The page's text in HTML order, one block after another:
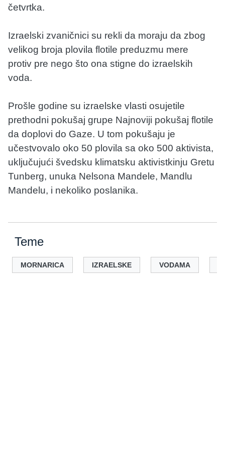
četvrtka.
Izraelski zvaničnici su rekli da moraju da zbog
velikog broja plovila flotile preduzmu mere
protiv pre nego što ona stigne do izraelskih
voda.
Prošle godine su izraelske vlasti osujetile
prethodni pokušaj grupe Najnoviji pokušaj flotile
da doplovi do Gaze. U tom pokušaju je
učestvovalo oko 50 plovila sa oko 500 aktivista,
uključujući švedsku klimatsku aktivistkinju Gretu
Tunberg, unuka Nelsona Mandele, Mandlu
Mandelu, i nekoliko poslanika.
Teme
MORNARICA IZRAELSKE VODAMA